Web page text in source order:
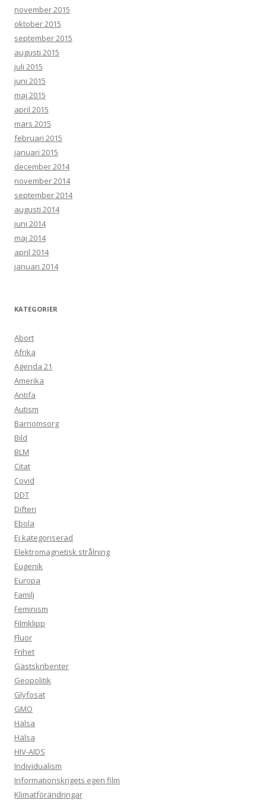
november 2015
oktober 2015
september 2015
augusti 2015
juli 2015
juni 2015
maj 2015
april 2015
mars 2015
februari 2015
januari 2015
december 2014
november 2014
september 2014
augusti 2014
juni 2014
maj 2014
april 2014
januari 2014
KATEGORIER
Abort
Afrika
Agenda 21
Amerika
Antifa
Autism
Barnomsorg
Bild
BLM
Citat
Covid
DDT
Difteri
Ebola
Ej kategoriserad
Elektromagnetisk strålning
Eugenik
Europa
Familj
Feminism
Filmklipp
Fluor
Frihet
Gästskribenter
Geopolitik
Glyfosat
GMO
Hälsa
Hälsa
HIV-AIDS
Individualism
Informationskrigets egen film
Klimatförändringar